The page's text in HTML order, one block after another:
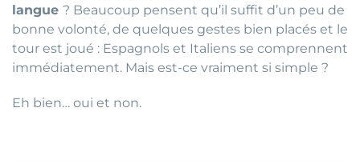
langue ? Beaucoup pensent qu’il suffit d’un peu de
bonne volonté, de quelques gestes bien placés et le
tour est joué : Espagnols et Italiens se comprennent
immédiatement. Mais est-ce vraiment si simple ?
Eh bien… oui et non.